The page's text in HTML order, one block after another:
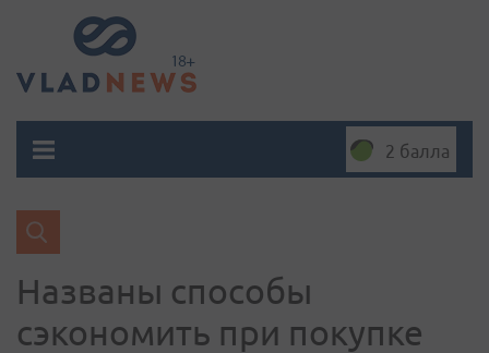
2 балла
Названы способы
сэкономить при покупке